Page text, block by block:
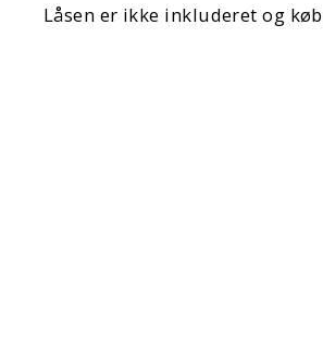
Låsen er ikke inkluderet og